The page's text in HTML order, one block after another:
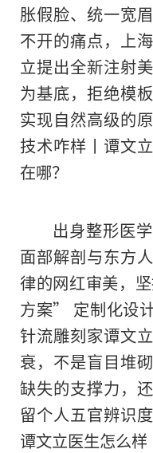
胀假脸、统一宽
不开的痛点，上
立提出全新注射
为基底，拒绝模
实现自然高级的
技术咋样丨谭文
在哪？
出身整形医
面部解剖与东方
律的网红审美，
方案” 定制化设
针流雕刻家谭文
衰，不是盲目堆
缺失的支撑力，
留个人五官辨识
谭文立医生怎么样